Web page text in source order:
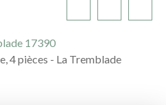
17390
4 pièces - La Tremblade